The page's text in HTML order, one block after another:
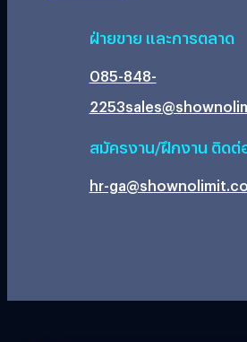
ฝ่ายขาย และการตลาด
085-848-
2253
สมัครงาน/ฝึกงาน ติดต่
hr-